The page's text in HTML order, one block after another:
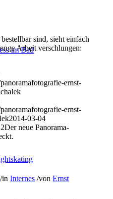
im Bad
sind, sieht einfach
Arbeit verschlungen:
ernst-
ernst-
2014-03-04
Der neue Panorama-
/inInternes /vonErnst